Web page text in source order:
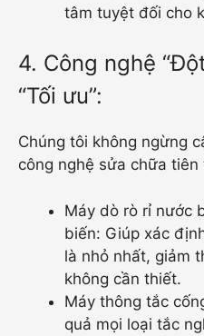
tâm tuyệt đối cho
4. Công nghệ
“Tối ưu”:
Chúng tôi không ngừng
công nghệ sửa chữa
Máy dò rò rỉ nước
biến: Giúp xác
là nhỏ nhất, giảm
không cần thiết.
Máy thông tắc
quả mọi loại tắc